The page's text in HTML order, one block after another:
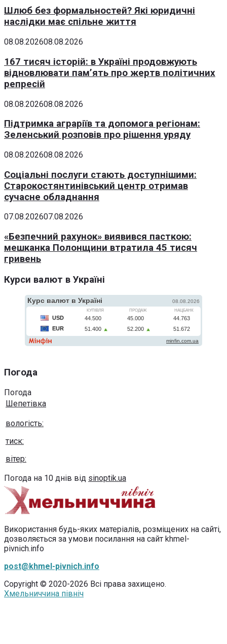
Шлюб без формальностей? Які юридичні
наслідки має спільне життя
08.08.202608.08.2026
167 тисяч історій: в Україні продовжують
відновлювати пам’ять про жертв політичних
репресій
08.08.202608.08.2026
Підтримка аграріїв та допомога регіонам:
Зеленський розповів про рішення уряду
08.08.202608.08.2026
Соціальні послуги стають доступнішими:
Старокостянтинівський центр отримав
сучасне обладнання
07.08.202607.08.2026
«Безпечний рахунок» виявився пасткою:
мешканка Полонщини втратила 45 тисяч
гривень
Курси валют в Україні
Погода
Погода
Шепетівка
вологість:
тиск:
вітер:
Погода на 10 днів від sinoptik.ua
Використання будь-яких матеріалів, розміщених на сайті,
дозволяється за умови посилання на сайт khmel-
pivnich.info
post@khmel-pivnich.info
Copyright © 2020-2026 Всі права захищено.
Хмельниччина північ